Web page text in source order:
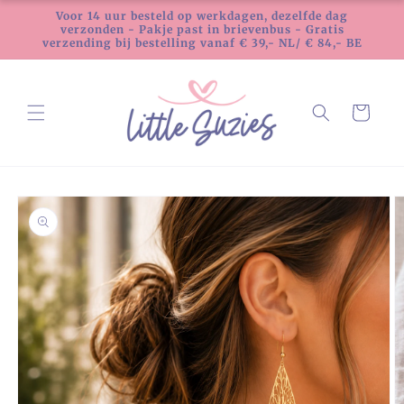
naar de
content
Voor 14 uur besteld op werkdagen, dezelfde dag
verzonden - Pakje past in brievenbus - Gratis
verzending bij bestelling vanaf € 39,- NL/ € 84,- BE
Winkelwagen
direct naar